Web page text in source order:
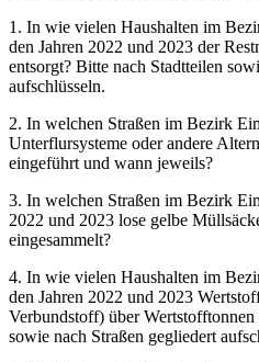
1. In wie vielen Haushalten im
den Jahren 2022 und 2023 der
entsorgt? Bitte nach Stadtteilen
aufschlüsseln.
2. In welchen Straßen im Bezirk
Unterflursysteme oder andere
eingeführt und wann jeweils?
3. In welchen Straßen im Bezirk
2022 und 2023 lose gelbe
eingesammelt?
4. In wie vielen Haushalten im
den Jahren 2022 und 2023
Verbundstoff) über
sowie nach Straßen gegliedert